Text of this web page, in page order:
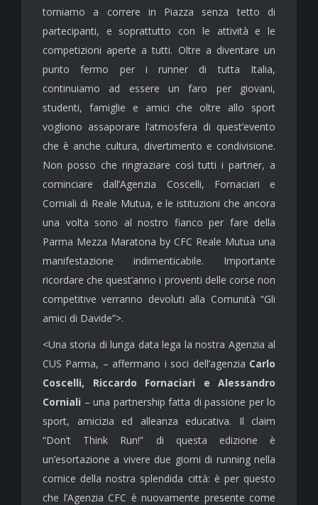
torniamo a correre in Piazza senza tetto di
partecipanti, e soprattutto con le attività e le
competizioni aperte a tutti. Oltre a diventare un
punto fermo per i runner di tutta Italia,
continuiamo ad essere un faro per giovani,
studenti, famiglie e amici che oltre allo sport
vogliono assaporare l’atmosfera di quest’evento
che è anche cultura, divertimento e condivisione.
Non posso che ringraziare così tutti i partner, a
cominciare dall’Agenzia Coscelli, Fornaciari e
Corniali di Reale Mutua, e le istituzioni che ancora
una volta sono al nostro fianco per fare della
Parma Mezza Maratona by CFC Reale Mutua una
manifestazione indimenticabile. Importante
ricordare che quest’anno i proventi delle corse non
competitive verranno devoluti alla Comunità “Gli
amici di Davide”>.
<Una storia di lunga data lega la nostra Agenzia al
CUS Parma, – affermano i soci dell’agenzia Carlo
Coscelli, Riccardo Fornaciari e Alessandro
Corniali – una partnership fatta di passione per lo
sport, amicizia ed alleanza educativa. Il claim
“Don’t Think Run!” di questa edizione è
un’esortazione a vivere due giorni di running nella
cornice della nostra splendida città: è per questo
che l’Agenzia CFC è nuovamente presente come